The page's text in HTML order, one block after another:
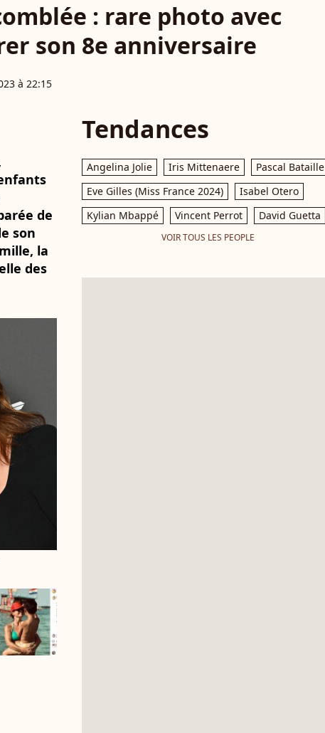
: rare photo avec
son 8e anniversaire
à 22:15
de
son
la
des
Tendances
Angelina Jolie Iris Mittenaere
Pascal Bataille
Eve Gilles (Miss France 2024)
Isabel Otero
Kylian Mbappé
Vincent Perrot David Guetta
VOIR TOUS LES PEOPLE